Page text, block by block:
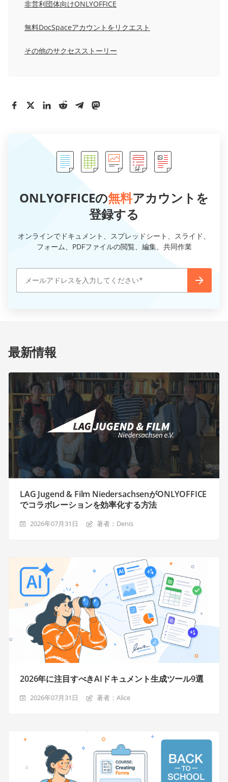
非営利団体向けONLYOFFICE
無料DocSpaceアカウントをリクエスト
その他のサクセスストーリー
ONLYOFFICEの無料アカウントを
登録する
オンラインでドキュメント、スプレッドシート、スライド、
フォーム、PDFファイルの閲覧、編集、共同作業
最新情報
LAG Jugend & Film NiedersachsenがONLYOFFICE
でコラボレーションを効率化する方法
2026年07月31日 著者：Denis
2026年に注目すべきAIドキュメント生成ツール9選
2026年07月31日 著者：Alice